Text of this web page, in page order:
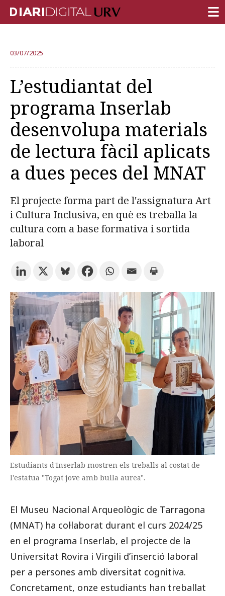
RECERCA
DOCÈNCIA
INSTITUCIÓ
VIDA AL CAMPUS
COMUNITAT URV
REPORTATGES
Subscriu-te als butlletins de la URV Agenda
CATALÀ ESPAÑOL ENGLISH
03/07/2025
L’estudiantat del
programa Inserlab
desenvolupa materials
de lectura fàcil aplicats
a dues peces del MNAT
El projecte forma part de l'assignatura Art
i Cultura Inclusiva, en què es treballa la
cultura com a base formativa i sortida
laboral
Estudiants d'Inserlab mostren els treballs al costat de
l'estatua "Togat jove amb bulla aurea".
El Museu Nacional Arqueològic de Tarragona
(MNAT) ha col·laborat durant el curs 2024/25
en el programa Inserlab, el projecte de la
Universitat Rovira i Virgili d’inserció laboral
per a persones amb diversitat cognitiva.
Concretament, onze estudiants han treballat